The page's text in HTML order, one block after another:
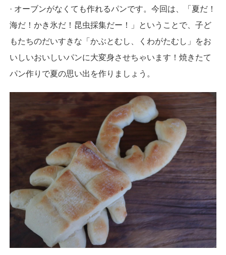
· オーブンがなくても作れるパンです。今回は、「夏だ！
海だ！かき氷だ！昆虫採集だー！」ということで、子ど
もたちのだいすきな「かぶとむし、くわがたむし」をお
いしいおいしいパンに大変身させちゃいます！焼きたて
パン作りで夏の思い出を作りましょう。